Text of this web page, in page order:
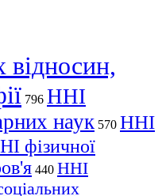
796 ННІ
наук 570 ННІ
фізичної
440 ННІ